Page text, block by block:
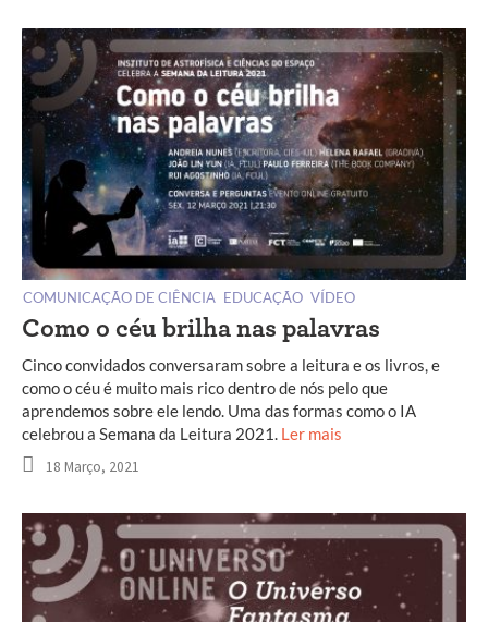
COMUNICAÇÃO DE CIÊNCIA EDUCAÇÃO VÍDEO
Como o céu brilha nas palavras
Cinco convidados conversaram sobre a leitura e os livros, e
como o céu é muito mais rico dentro de nós pelo que
aprendemos sobre ele lendo. Uma das formas como o IA
celebrou a Semana da Leitura 2021. Ler mais
18 Março, 2021